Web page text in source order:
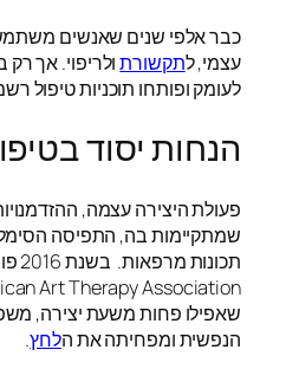
כבר אלפי שנים שאנשים
עצמי, לתקשורת
לעומק ופותחו תוכניות טיפול
הנחות יסוד
פעולת היצירה עצמה,
שמתקיימות בה, התפיסה
שאפילו פחות משעת יצירה,
הנפשית ומפחיתה את הלחץ.